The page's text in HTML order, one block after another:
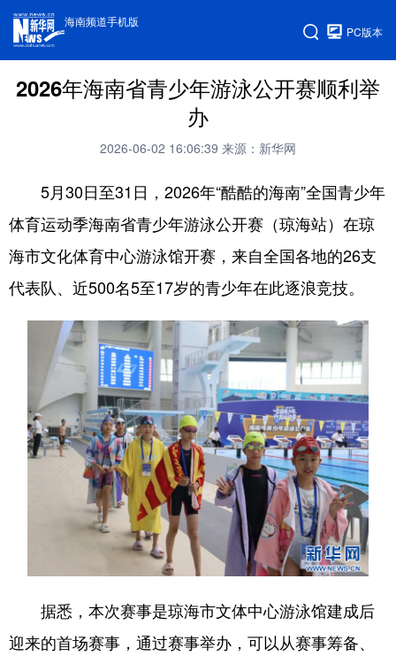
海南频道手机版
PC版本
2026年海南省青少年游泳公开赛顺利举
办
2026-06-02 16:06:39 来源：新华网
5月30日至31日，2026年“酷酷的海南”全国青少年
体育运动季海南省青少年游泳公开赛（琼海站）在琼
海市文化体育中心游泳馆开赛，来自全国各地的26支
代表队、近500名5至17岁的青少年在此逐浪竞技。
据悉，本次赛事是琼海市文体中心游泳馆建成后
迎来的首场赛事，通过赛事举办，可以从赛事筹备、